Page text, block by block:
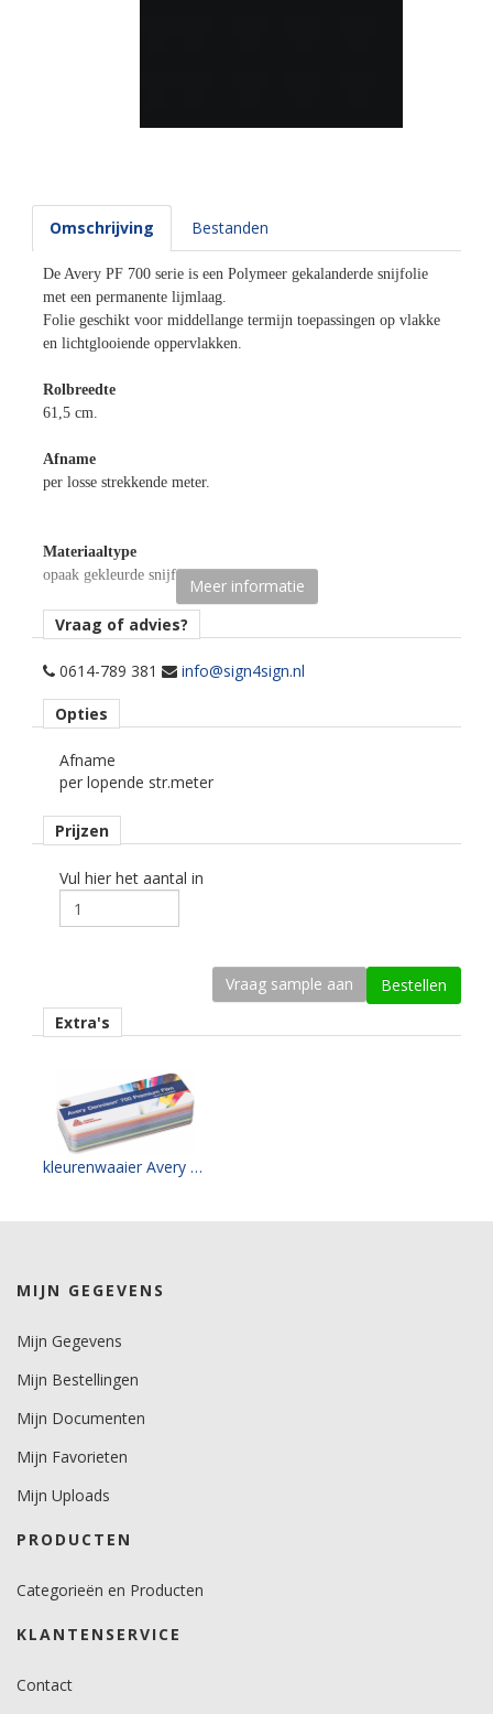
Omschrijving Bestanden
De Avery PF 700 serie is een Polymeer gekalanderde snijfolie
met een permanente lijmlaag.
Folie geschikt voor middellange termijn toepassingen op vlakke
en lichtglooiende oppervlakken.
Rolbreedte
61,5 cm.
Afname
per losse strekkende meter.
Materiaaltype
opaak gekleurde snijfolie.
kenmerk belijming
permanent, transparant, water gebaseerd.
vlak, licht gebogen.
Dikte
64 mu
Kleefkracht (N/1000 mm)
gecoat kraft papier
Minimale aanbrengstemperatuur (°C)
Temperatuurbereik (°C)
-40 tot +90.
Levensduurverwachting
Brandveiligheidscertificaat
Meer informatie
Vraag of advies?
0614-789 381 info@sign4sign.nl
Opties
Afname
per lopende str.meter
Prijzen
Vul hier het aantal in
Extra's
kleurenwaaier Avery PF700 serie
MIJN GEGEVENS
Mijn Gegevens
Mijn Bestellingen
Mijn Documenten
Mijn Favorieten
Mijn Uploads
PRODUCTEN
Categorieën en Producten
KLANTENSERVICE
Contact